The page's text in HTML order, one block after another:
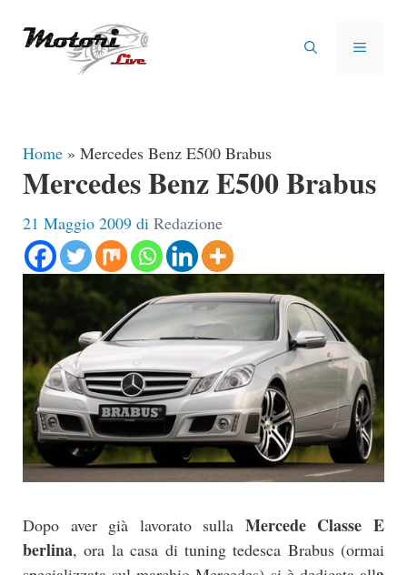
MENU
Home » Mercedes Benz E500 Brabus
Mercedes Benz E500 Brabus
21 Maggio 2009 di Redazione
Dopo aver già lavorato sulla Mercede Classe E
berlina, ora la casa di tuning tedesca Brabus (ormai